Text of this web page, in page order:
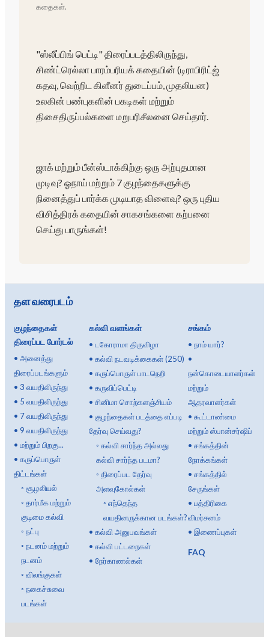
கதைகள்.
"ஸ்லீப்பிங் பெட்டி" திரைப்படத்திலிருந்து,
சிண்ட்ரெல்லா பாரம்பரியக் கதையின் (டிராபிரிட்ஜ்
கதவு, வெற்றிட கிளீனர் துடைப்பம், முதலியன)
உலகின் பண்புகளின் பகடிகள் மற்றும்
திசைதிருப்பல்களை மறுபரிசீலனை செய்தார்.
ஜாக் மற்றும் பீன்ஸ்டாக்கிற்கு ஒரு அற்புதமான
முடிவு? ஓநாய் மற்றும் 7 குழந்தைகளுக்கு
நினைத்துப் பார்க்க முடியாத விளைவு? ஒரு புதிய
விசித்திரக் கதையின் சாகசங்களை கற்பனை
செய்து பாருங்கள்!
தள வரைபடம்
குழந்தைகள்
திரைப்பட போர்டல்
• அனைத்து
திரைப்படங்களும்
• 3 வயதிலிருந்து
• 5 வயதிலிருந்து
• 7 வயதிலிருந்து
• 9 வயதிலிருந்து
• மற்றும் பிறகு...
• கருப்பொருள்
திட்டங்கள்
◦ சூழலியல்
◦ தார்மீக மற்றும்
குடிமை கல்வி
◦ நட்பு
◦ நடனம் மற்றும்
நடனம்
◦ விலங்குகள்
◦ நகைச்சுவை
படங்கள்
கல்வி வளங்கள்
• டகோராமா திருவிழா
• கல்வி நடவடிக்கைகள் (250)
• கருப்பொருள் பாடநெறி
• கருவிப்பெட்டி
• சினிமா சொற்களஞ்சியம்
• குழந்தைகள் படத்தை எப்படி
தேர்வு செய்வது?
◦ கல்வி சார்ந்த அல்லது
கல்வி சார்ந்த படமா?
◦ திரைப்பட தேர்வு
அளவுகோல்கள்
◦ எந்தெந்த
வயதினருக்கான படங்கள்?
• கல்வி அனுபவங்கள்
• கல்வி பட்டறைகள்
• நேர்காணல்கள்
சங்கம்
•நாம் யார்?
•
நன்கொடையாளர்கள்
மற்றும்
ஆதரவாளர்கள்
•கூட்டாண்மை
மற்றும் ஸ்பான்சர்ஷிப்
•சங்கத்தின்
நோக்கங்கள்
•சங்கத்தில்
சேருங்கள்
•பத்திரிகை
விமர்சனம்
•இணைப்புகள்
FAQ